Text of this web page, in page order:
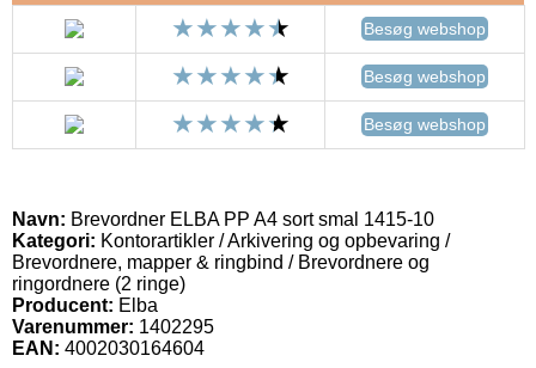
Besøg webshop
Besøg webshop
Besøg webshop
Navn: Brevordner ELBA PP A4 sort smal 1415-10
Kategori: Kontorartikler / Arkivering og opbevaring /
Brevordnere, mapper & ringbind / Brevordnere og
ringordnere (2 ringe)
Producent: Elba
Varenummer: 1402295
EAN: 4002030164604